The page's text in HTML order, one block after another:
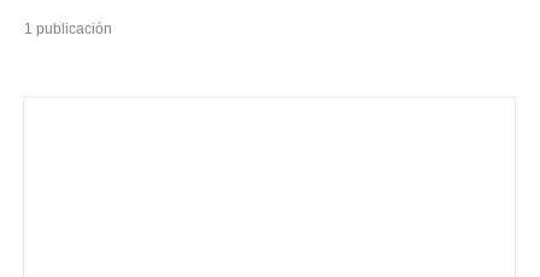
1 publicación